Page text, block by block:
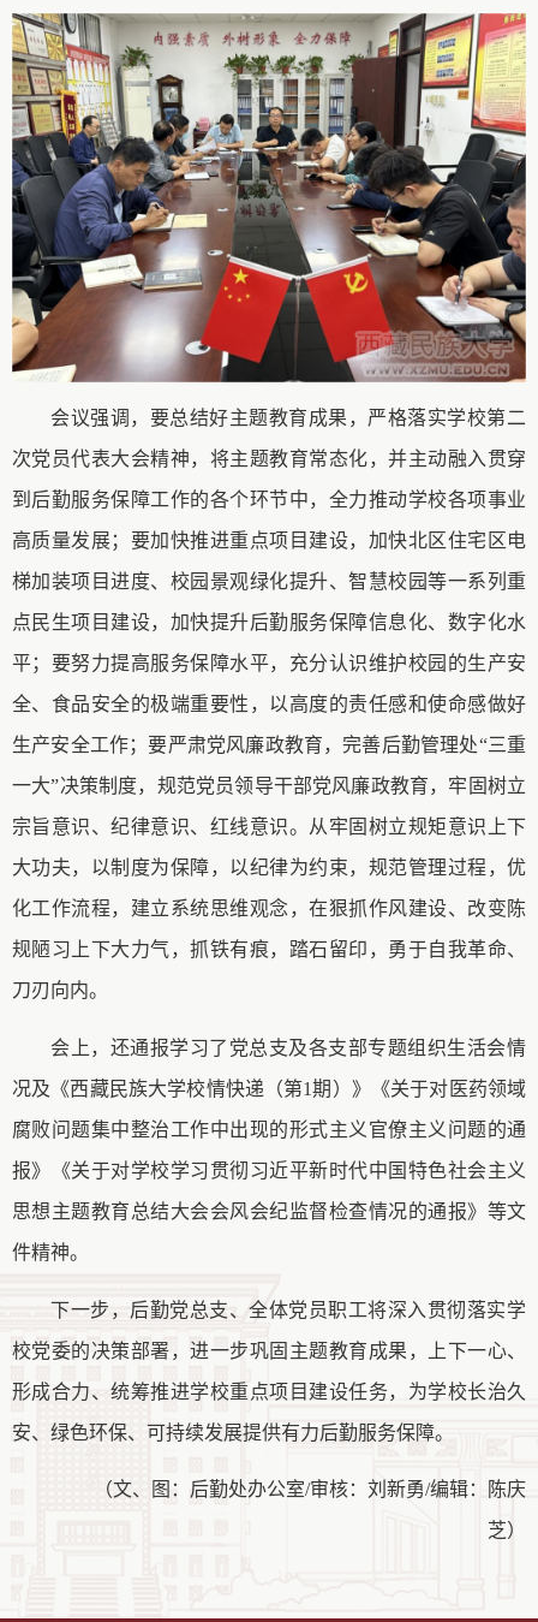
会议强调 ， 要总结好主题教育成果，严格落实学校第二
次党员代表大会精神，将主题教育常态化，并主动融入贯穿
到后勤服务保障工作的各个环节中，全力推动学校各项事业
高质量发展；要加快推进重点项目建设，加快北区住宅区电
梯加装项目进度、校园景观绿化提升、智慧校园等一系列重
点民生项目建设，加快提升后勤服务保障信息化、数字化水
平；要努力提高服务保障水平，充分认识维护校园的生产安
全、食品安全的极端重要性，以高度的责任感和使命感做好
生产安全工作；要严肃党风廉政教育， 完善后勤管理处“三重
一大”决策制度，规范党员领导干部党风廉政教育，牢固树立
宗旨意识、纪律意识、红线意识。从牢固树立规矩意识上下
大功夫，以制度为保障，以纪律为约束，规范管理过程 ，优
化工作流程，建立系统思维观念，在狠抓作风建设、 改变陈
规陋习上下大力气，抓铁有痕，踏石留印，勇于自我革命、
刀刃向内。
会上，还通报学习了党总支及各支部专题组织生活会情
况及《西藏民族大学校情快递（第1期）》《关于对医药领域
腐败问题集中整治工作中出现的形式主义官僚主义问题的通
报》《关于对学校学习贯彻习近平新时代中国特色社会主义
思想主题教育总结大会会风会纪监督检查情况的通报》等文
件精神。
下一步，后勤党总支、全体党员职工将深入贯彻落实学
校党委的决策部署，进一步巩固主题教育成果，上下一心、
形成合力、统筹推进学校重点项目建设任务，为学校长治久
安、绿色环保、可持续发展提供有力后勤服务保障。
（文、 图：后勤处办公室/审核：刘新勇/编辑：陈庆
芝）